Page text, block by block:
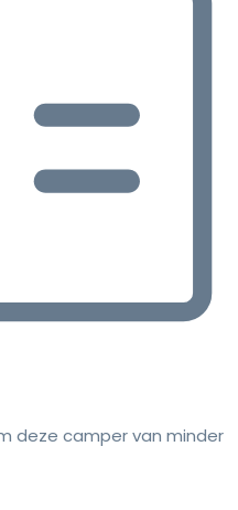
deze camper van minder